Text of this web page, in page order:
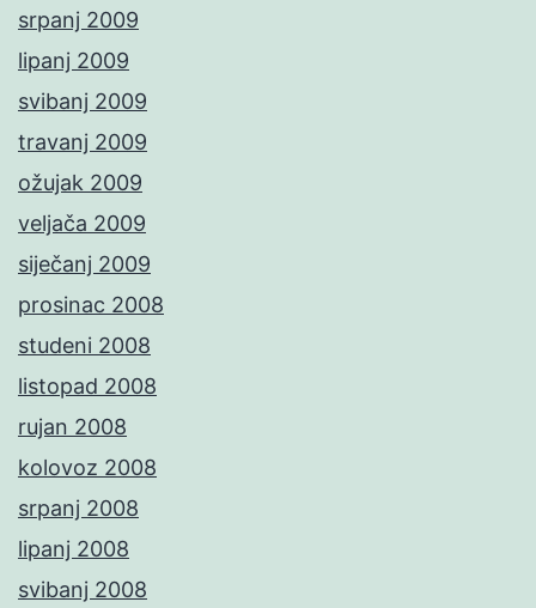
srpanj 2009
lipanj 2009
svibanj 2009
travanj 2009
ožujak 2009
veljača 2009
siječanj 2009
prosinac 2008
studeni 2008
listopad 2008
rujan 2008
kolovoz 2008
srpanj 2008
lipanj 2008
svibanj 2008